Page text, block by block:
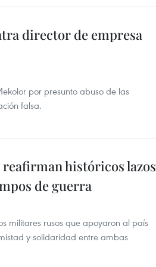
director de empresa
por presunto abuso de las
falsa.
reafirman históricos lazos
de guerra
militares rusos que apoyaron al país
y solidaridad entre ambas